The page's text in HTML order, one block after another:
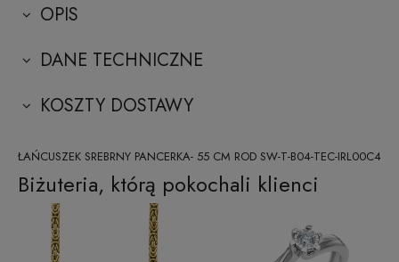
OPIS
DANE TECHNICZNE
KOSZTY DOSTAWY
ŁAŃCUSZEK SREBRNY PANCERKA- 55 CM ROD SW-T-B04-TEC-IRL00C4
Biżuteria, którą pokochali klienci